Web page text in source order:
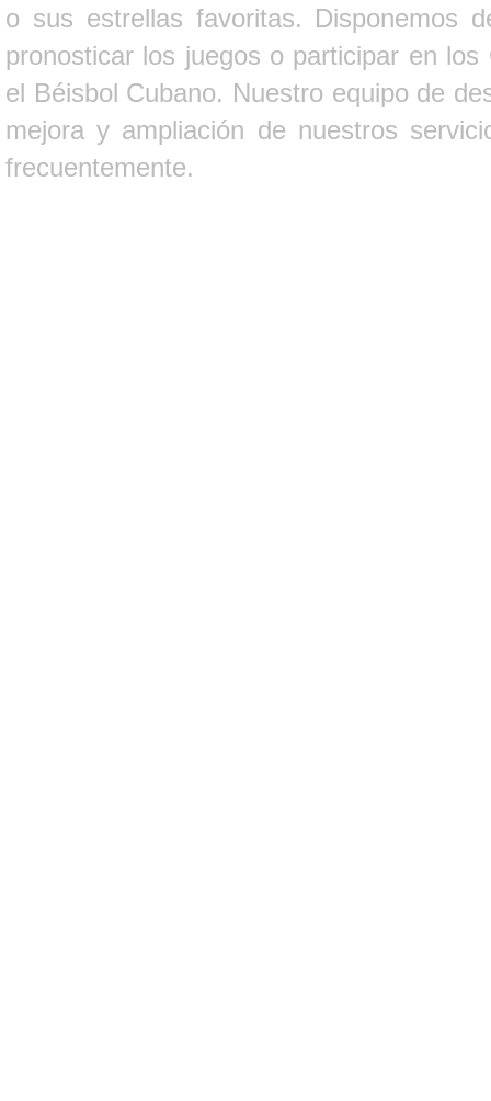
o sus estrellas favoritas. Disponemos
pronosticar los juegos o participar en
el Béisbol Cubano. Nuestro equipo de
mejora y ampliación de nuestros
frecuentemente.